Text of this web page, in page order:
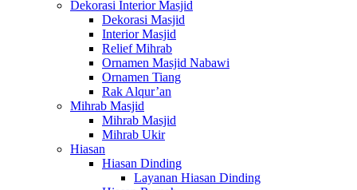
Dekorasi Interior Masjid
Dekorasi Masjid
Interior Masjid
Relief Mihrab
Ornamen Masjid Nabawi
Ornamen Tiang
Rak Alqur’an
Mihrab Masjid
Mihrab Masjid
Mihrab Ukir
Hiasan
Hiasan Dinding
Layanan Hiasan Dinding